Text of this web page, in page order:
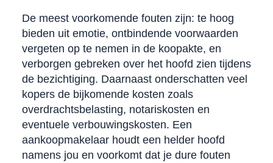
De meest voorkomende fouten zijn: te hoog
bieden uit emotie, ontbindende voorwaarden
vergeten op te nemen in de koopakte, en
verborgen gebreken over het hoofd zien tijdens
de bezichtiging. Daarnaast onderschatten veel
kopers de bijkomende kosten zoals
overdrachtsbelasting, notariskosten en
eventuele verbouwingskosten. Een
aankoopmakelaar houdt een helder hoofd
namens jou en voorkomt dat je dure fouten